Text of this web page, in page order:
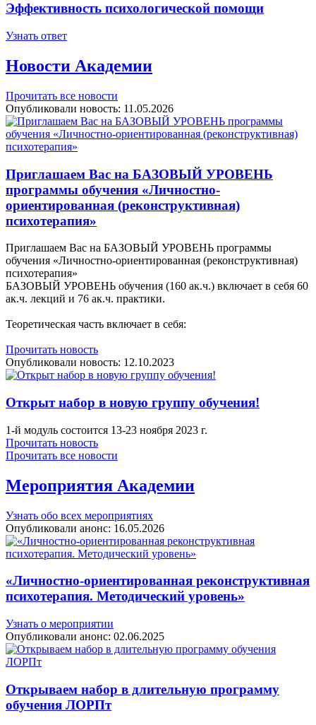
Эффективность психологической помощи
Узнать ответ
Новости Академии
Прочитать все новости
Опубликовали новость: 11.05.2026
Приглашаем Вас на БАЗОВЫЙ УРОВЕНЬ
программы обучения «Личностно-
ориентированная (реконструктивная)
психотерапия»
Приглашаем Вас на БАЗОВЫЙ УРОВЕНЬ программы
обучения «Личностно-ориентированная (реконструктивная)
психотерапия»
БАЗОВЫЙ УРОВЕНЬ обучения (160 ак.ч.) включает в себя 60
ак.ч. лекций и 76 ак.ч. практики.
Теоретическая часть включает в себя:
Прочитать новость
Опубликовали новость: 12.10.2023
Открыт набор в новую группу обучения!
1-й модуль состоится 13-23 ноября 2023 г.
Прочитать новость
Прочитать все новости
Мероприятия Академии
Узнать обо всех мероприятиях
Опубликовали анонс: 16.05.2026
«Личностно-ориентированная реконструктивная
психотерапия. Методический уровень»
Узнать о мероприятии
Опубликовали анонс: 02.06.2025
Открываем набор в длительную программу
обучения ЛОРПт